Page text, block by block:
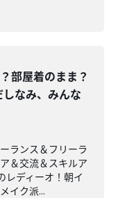
部屋着のまま？
なみ、みんな
ランス＆フリーラ
＆交流＆スキルア
レディーオ！朝イ
イク派...